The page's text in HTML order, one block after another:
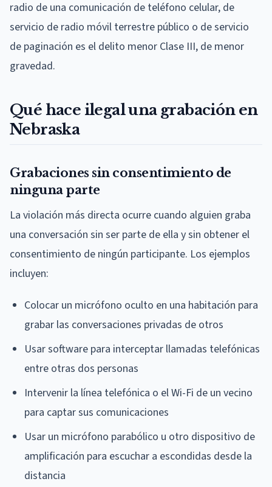
radio de una comunicación de teléfono celular, de
servicio de radio móvil terrestre público o de servicio
de paginación es el delito menor Clase III, de menor
gravedad.
Qué hace ilegal una grabación en
Nebraska
Grabaciones sin consentimiento de
ninguna parte
La violación más directa ocurre cuando alguien graba
una conversación sin ser parte de ella y sin obtener el
consentimiento de ningún participante. Los ejemplos
incluyen:
Colocar un micrófono oculto en una habitación para
grabar las conversaciones privadas de otros
Usar software para interceptar llamadas telefónicas
entre otras dos personas
Intervenir la línea telefónica o el Wi-Fi de un vecino
para captar sus comunicaciones
Usar un micrófono parabólico u otro dispositivo de
amplificación para escuchar a escondidas desde la
distancia